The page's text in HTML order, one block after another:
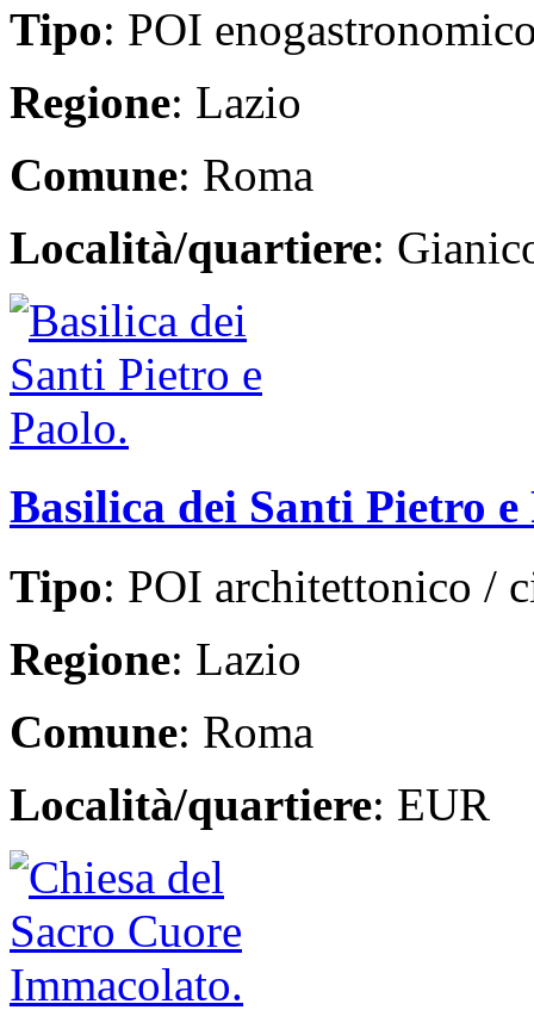
Tipo: POI
Regione: Lazio
Comune: Roma
Località/quartiere:
Basilica dei Santi Pietro e
Tipo: POI architettonico /
Regione: Lazio
Comune: Roma
Località/quartiere: EUR